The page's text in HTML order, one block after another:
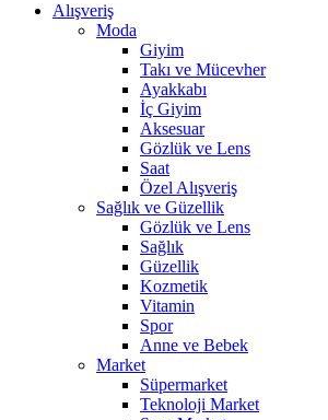
Alışveriş
Moda
Giyim
Takı ve Mücevher
Ayakkabı
İç Giyim
Aksesuar
Gözlük ve Lens
Saat
Özel Alışveriş
Sağlık ve Güzellik
Gözlük ve Lens
Sağlık
Güzellik
Kozmetik
Vitamin
Spor
Anne ve Bebek
Market
Süpermarket
Teknoloji Market